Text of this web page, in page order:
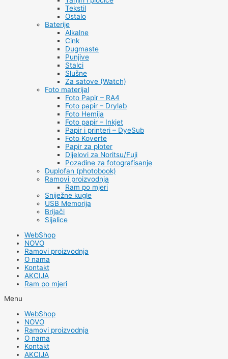
Tekstil
Ostalo
Baterije
Alkalne
Cink
Dugmaste
Punjive
Stalci
Slušne
Za satove (Watch)
Foto materijal
Foto Papir – RA4
Foto papir – Drylab
Foto Hemija
Foto papir – Inkjet
Papir i printeri – DyeSub
Foto Koverte
Papir za ploter
Dijelovi za Noritsu/Fuji
Pozadine za fotografisanje
Duplofan (photobook)
Ramovi proizvodnja
Ram po mjeri
Sniježne kugle
USB Memorija
Brijači
Sijalice
WebShop
NOVO
Ramovi proizvodnja
O nama
Kontakt
AKCIJA
Ram po mjeri
Menu
WebShop
NOVO
Ramovi proizvodnja
O nama
Kontakt
AKCIJA